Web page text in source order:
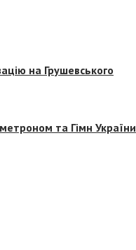
на Грушевського
та Гімн України